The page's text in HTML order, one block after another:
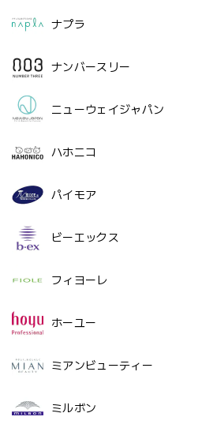
ナプラ
ナンバースリー
ニューウェイジャパン
ハホニコ
パイモア
ビーエックス
フィヨーレ
ホーユー
ミアンビューティー
ミルボン